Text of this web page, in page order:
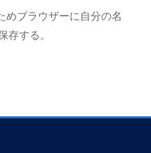
めブラウザーに自分の名
存する。